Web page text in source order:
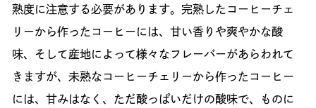
熟度に注意する必要があります。完熟したコーヒーチェ
リーから作ったコーヒーには、甘い香りや爽やかな酸
味、そして産地によって様々なフレーバーがあらわれて
きますが、未熟なコーヒーチェリーから作ったコーヒー
には、甘みはなく、ただ酸っぱいだけの酸味で、ものに